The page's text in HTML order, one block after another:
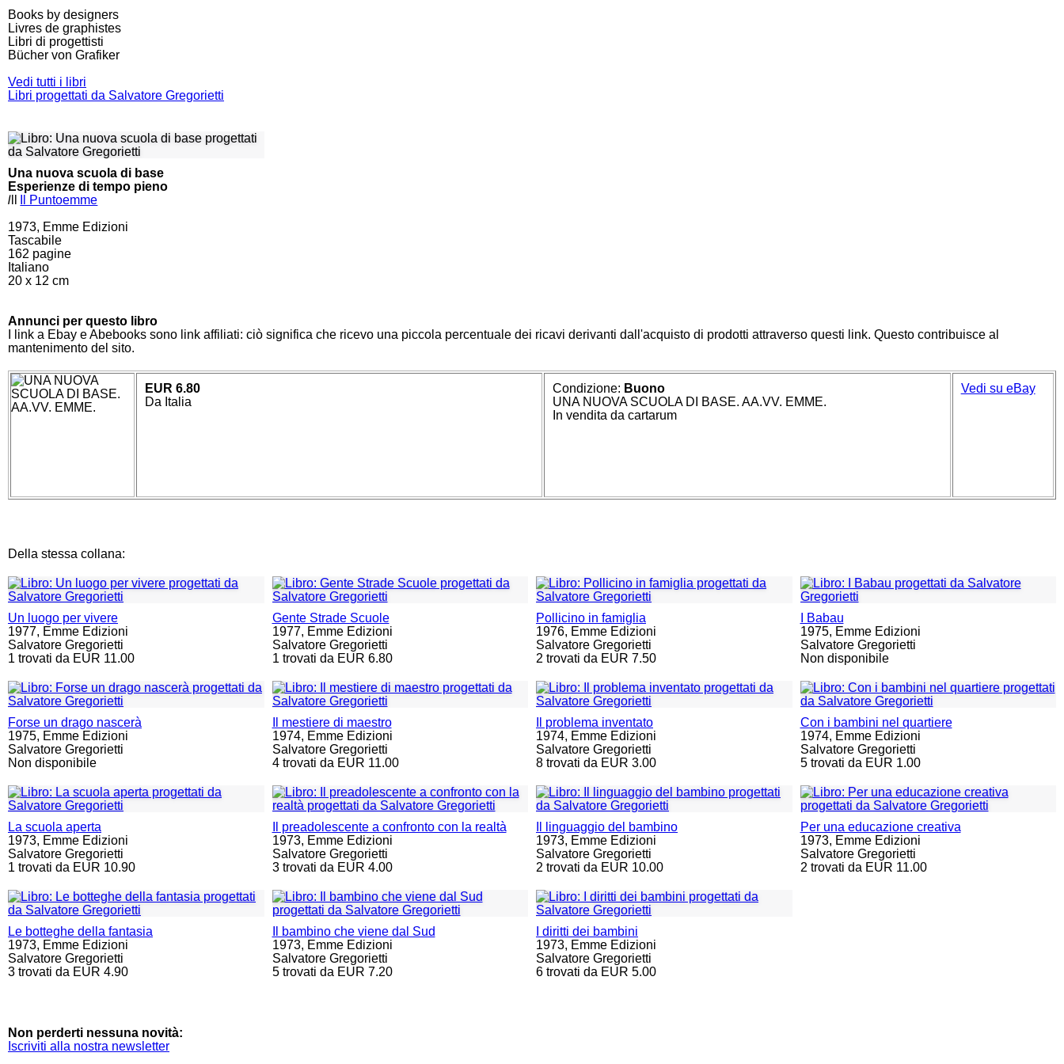
Books by designers
Livres de graphistes
Libri di progettisti
Bücher von Grafiker
Vedi tutti i libri
Libri progettati da Salvatore Gregorietti
Una nuova scuola di base
Esperienze di tempo pieno
l
Il Puntoemme
1973, Emme Edizioni
Tascabile
162 pagine
Italiano
20 x 12 cm
Annunci per questo libro
I link a Ebay e Abebooks sono link affiliati: ciò significa che ricevo una piccola percentuale dei ricavi derivanti dall'acquisto di prodotti attraverso questi link. Questo contribuisce al
mantenimento del sito.
EUR 6.80
Da Italia
Condizione: Buono
UNA NUOVA SCUOLA DI BASE. AA.VV. EMME.
In vendita da cartarum
Vedi su eBay
Della stessa collana:
Un luogo per vivere
1977, Emme Edizioni
Salvatore Gregorietti
1 trovati da EUR 11.00
Gente Strade Scuole
1977, Emme Edizioni
Salvatore Gregorietti
1 trovati da EUR 6.80
Pollicino in famiglia
1976, Emme Edizioni
Salvatore Gregorietti
2 trovati da EUR 7.50
I Babau
1975, Emme Edizioni
Salvatore Gregorietti
Non disponibile
Forse un drago nascerà
1975, Emme Edizioni
Salvatore Gregorietti
Non disponibile
Il mestiere di maestro
1974, Emme Edizioni
Salvatore Gregorietti
4 trovati da EUR 11.00
Il problema inventato
1974, Emme Edizioni
Salvatore Gregorietti
8 trovati da EUR 3.00
Con i bambini nel quartiere
1974, Emme Edizioni
Salvatore Gregorietti
5 trovati da EUR 1.00
La scuola aperta
1973, Emme Edizioni
Salvatore Gregorietti
1 trovati da EUR 10.90
Il preadolescente a confronto con la realtà
1973, Emme Edizioni
Salvatore Gregorietti
3 trovati da EUR 4.00
Il linguaggio del bambino
1973, Emme Edizioni
Salvatore Gregorietti
2 trovati da EUR 10.00
Per una educazione creativa
1973, Emme Edizioni
Salvatore Gregorietti
2 trovati da EUR 11.00
Le botteghe della fantasia
1973, Emme Edizioni
Salvatore Gregorietti
3 trovati da EUR 4.90
Il bambino che viene dal Sud
1973, Emme Edizioni
Salvatore Gregorietti
5 trovati da EUR 7.20
I diritti dei bambini
1973, Emme Edizioni
Salvatore Gregorietti
6 trovati da EUR 5.00
Non perderti nessuna novità:
Iscriviti alla nostra newsletter